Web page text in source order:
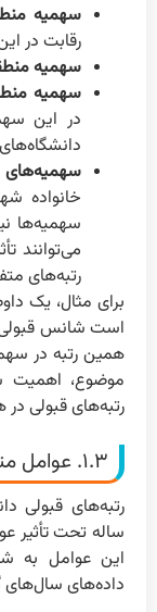
سهمیه
رقابت در
سهمیه
سهمیه
در این
دانشگاه‌های
خانواده
سهمیه‌ها
می‌توانند
رتبه‌های
است شانس قبولی
موضوع، اهمیت
رتبه‌های قبولی
۱.۳. عوامل متغیر مؤثر بر رتبه‌های قبولی هر سال
رتبه‌های قبولی
ساله تحت تأثیر
این عوامل به
داده‌های سال‌های